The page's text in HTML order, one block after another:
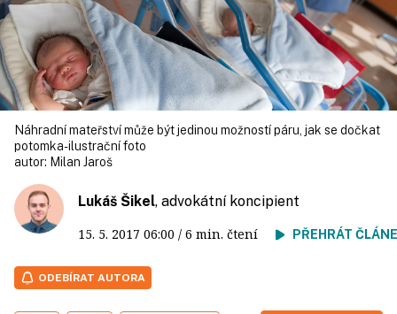
Náhradní mateřství může být jedinou možností páru, jak se dočkat
potomka- ilustrační foto
autor: Milan Jaroš
Lukáš Šikel, advokátní koncipient
15. 5. 2017 06:00 / 6 min. čtení PŘEHRÁT
ODEBÍRAT AUTORA